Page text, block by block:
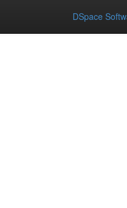
DSpace